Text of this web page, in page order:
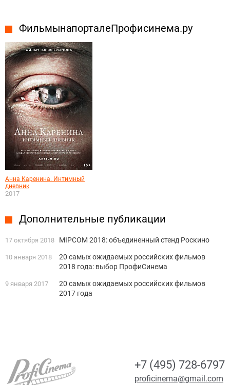
Фильмы на портале Профисинема.ру
Анна Каренина. Интимный
дневник
2017
Дополнительные публикации
17 октября 2018 MIPCOM 2018: объединенный стенд Роскино
10 января 2018
20 самых ожидаемых российских фильмов
2018 года: выбор ПрофиСинема
9 января 2017
20 самых ожидаемых российских фильмов
2017 года
+7 (495) 728-6797
proficinema@gmail.com